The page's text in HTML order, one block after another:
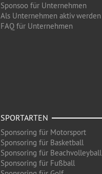
Sponsoo für Unternehmen
Als Unternehmen aktiv werden
FAQ für Unternehmen
SPORTARTEN
Sponsoring für Motorsport
Sponsoring für Basketball
Sponsoring für Beachvolleyball
Sponsoring für Fußball